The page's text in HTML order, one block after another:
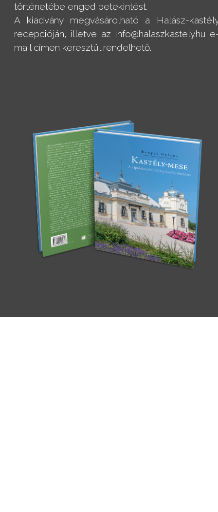
történetébe enged betekintést.
A kiadvány megvásárolható a Halász-
recepcióján, illetve az info@halaszkastely.hu
mail címen keresztül rendelhető.